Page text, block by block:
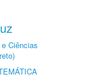
Ciências